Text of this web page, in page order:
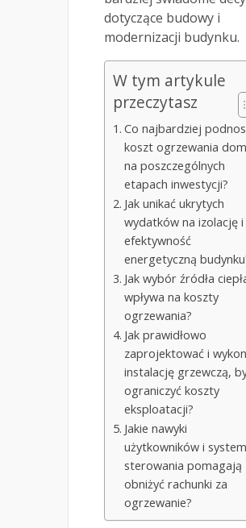
dotyczące budowy i
modernizacji budynku.
W tym artykule
przeczytasz
Co najbardziej
koszt ogrzewania
na poszczególnych
etapach inwestycji?
Jak unikać ukrytych
wydatków na izolację i
efektywność
energetyczną
Jak wybór źródła
wpływa na koszty
ogrzewania?
Jak prawidłowo
zaprojektować i
instalację grzewczą,
ograniczyć koszty
eksploatacji?
Jakie nawyki
użytkowników i
sterowania pomagają
obniżyć rachunki za
ogrzewanie?